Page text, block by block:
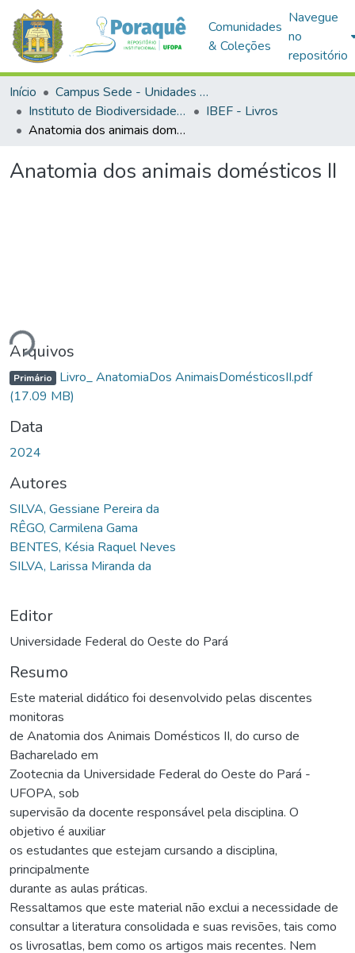
Comunidades
& Coleções
Navegue
no
repositório
Início
Campus Sede - Unidades Acadêmicas
Instituto de Biodiversidade e Florestas
IBEF - Livros
Anatomia dos animais domésticos II
Anatomia dos animais domésticos II
Arquivos
Primário Livro_ AnatomiaDos AnimaisDomésticosII.pdf
(17.09 MB)
Data
2024
Autores
SILVA, Gessiane Pereira da
RÊGO, Carmilena Gama
BENTES, Késia Raquel Neves
SILVA, Larissa Miranda da
Editor
Universidade Federal do Oeste do Pará
Resumo
Este material didático foi desenvolvido pelas discentes
monitoras
de Anatomia dos Animais Domésticos II, do curso de
Bacharelado em
Zootecnia da Universidade Federal do Oeste do Pará -
UFOPA, sob
supervisão da docente responsável pela disciplina. O
objetivo é auxiliar
os estudantes que estejam cursando a disciplina,
principalmente
durante as aulas práticas.
Ressaltamos que este material não exclui a necessidade de
consultar a literatura consolidada e suas revisões, tais como
os livrosatlas, bem como os artigos mais recentes. Nem